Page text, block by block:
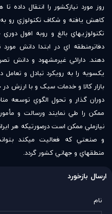
روز مورد نيازکشور را انتقال داده
‏کاهش يافته و شکاف تکنولوژي‏ رو
تکنولوژي‏هاي بالغ و روبه افول
دفاترمنطقه اي در ابتدا دانش مورد
دهند. دارائي غيرمشهود و دانش
يکسويه را به رويکرد تبادل و
بازار کالا و خدمات سبک و با ارزش‏
دوران گذار و تحول الگوي توسعه
ممکن را طي نمايند ورسالت و
نيازملي ممکن است درصورتيکه هر
و صنعتي که فعاليت‏ مي‏کند
منطقه‏اي و جهاني کشور گردد.
ارسال بازخورد
نام